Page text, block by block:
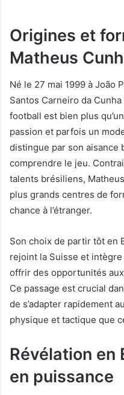
Origines et
Matheus
Né le 27 mai 1999 à João
Santos Carneiro da
football est bien plus
passion et parfois un
distingue par son aisance
comprendre le jeu.
talents brésiliens,
plus grands centres de
chance à l’étranger.
Son choix de partir tôt en
rejoint la Suisse et
offrir des opportunités
Ce passage est crucial
de s’adapter rapidement
physique et tactique que
Révélation en
en puissance